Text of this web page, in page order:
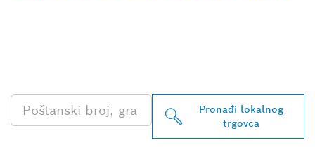
Pronađi lokalnog
trgovca